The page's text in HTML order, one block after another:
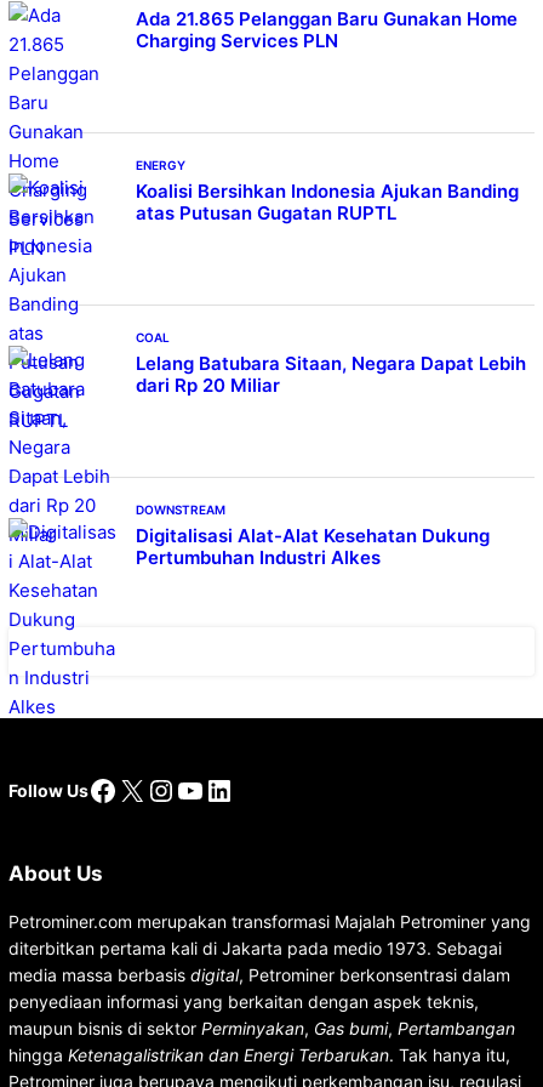
Ada 21.865 Pelanggan Baru Gunakan Home
Charging Services PLN
ENERGY
Koalisi Bersihkan Indonesia Ajukan Banding
atas Putusan Gugatan RUPTL
COAL
Lelang Batubara Sitaan, Negara Dapat Lebih
dari Rp 20 Miliar
DOWNSTREAM
Digitalisasi Alat-Alat Kesehatan Dukung
Pertumbuhan Industri Alkes
Follow UsFacebook
X Instagram
YouTube
LinkedIn
About Us
Petrominer.com merupakan transformasi Majalah Petrominer yang
diterbitkan pertama kali di Jakarta pada medio 1973. Sebagai
media massa berbasis digital, Petrominer berkonsentrasi dalam
penyediaan informasi yang berkaitan dengan aspek teknis,
maupun bisnis di sektor Perminyakan, Gas bumi, Pertambangan
hingga Ketenagalistrikan dan Energi Terbarukan. Tak hanya itu,
Petrominer juga berupaya mengikuti perkembangan isu, regulasi